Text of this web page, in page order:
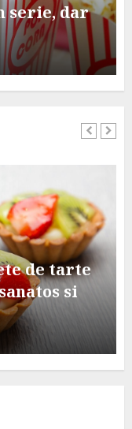
serie, dar
de tarte
si